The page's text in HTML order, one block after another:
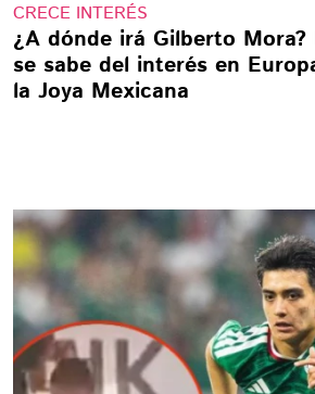
CRECE INTERÉS
¿A dónde irá Gilberto
se sabe del interés en
la Joya Mexicana